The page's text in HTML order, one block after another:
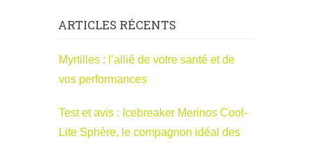
ARTICLES RÉCENTS
Myrtilles : l’allié de votre santé et de
vos performances
Test et avis : Icebreaker Merinos Cool-
Lite Sphère, le compagnon idéal des